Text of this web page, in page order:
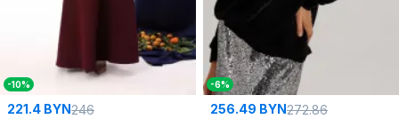
-10%
221.4 BYN246
-6%
256.49 BYN272.86